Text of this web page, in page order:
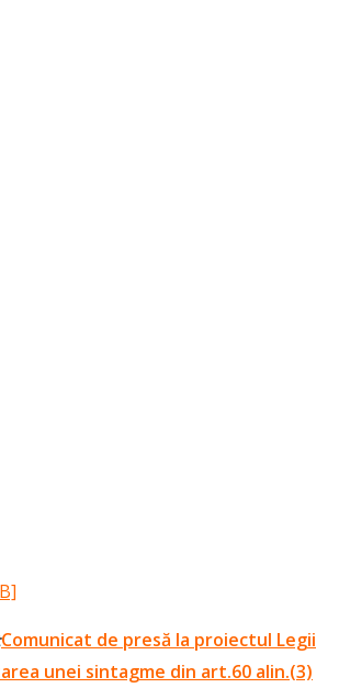
Comunicat de presă la proiectul Legii
unei sintagme din art.60 alin.(3)